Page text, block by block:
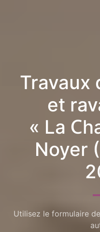
Travaux
et
« La
Noyer
Utilisez le formulaire